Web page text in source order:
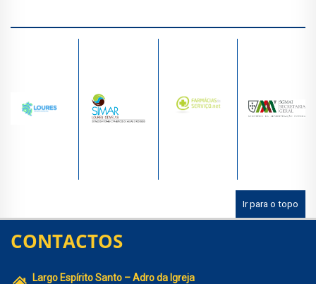
Ir para o topo
CONTACTOS
Largo Espírito Santo – Adro da Igreja